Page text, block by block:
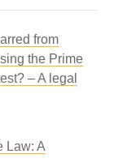
from
the Prime
– A legal
Law: A